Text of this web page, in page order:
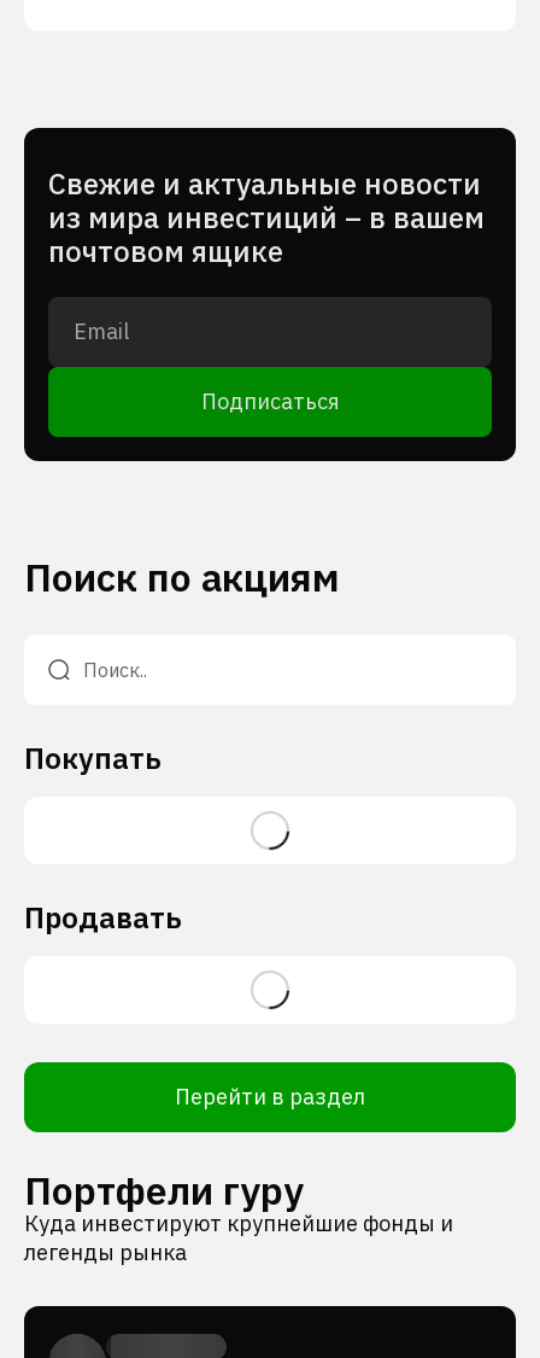
Cвежие и актуальные новости
из мира инвестиций – в вашем
почтовом ящике
Подписаться
Поиск по акциям
Покупать
Продавать
Перейти в раздел
Портфели гуру
Куда инвестируют крупнейшие фонды и
легенды рынка